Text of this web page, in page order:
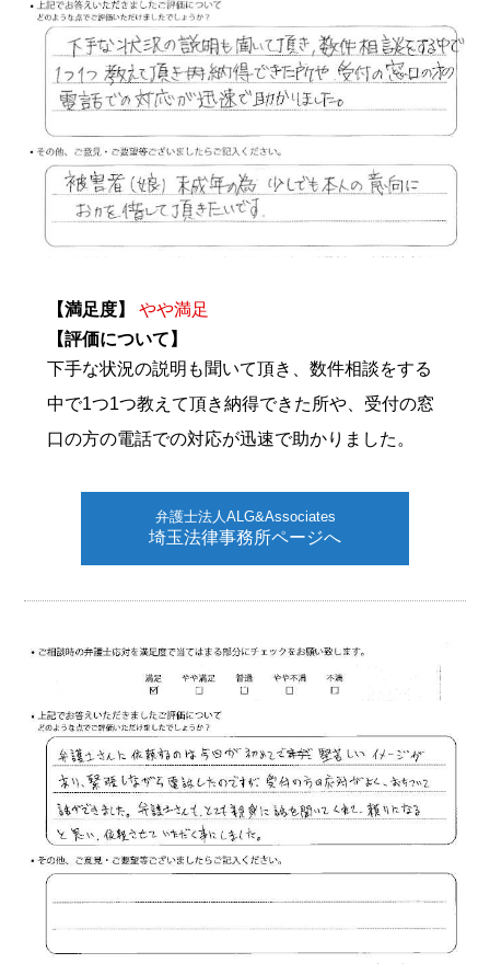
【満足度】
やや満足
【評価について】
下手な状況の説明も聞いて頂き、数件相談をする
中で1つ1つ教えて頂き納得できた所や、受付の窓
口の方の電話での対応が迅速で助かりました。
弁護士法人ALG&Associates
埼玉法律事務所ページへ